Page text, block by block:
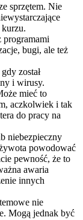
sprzętem. Nie
kurzu.
programami
bugi, ale też
został
i wirusy.
mieć to
aczkolwiek i tak
do pracy na
niebezpieczny
powodować
pewność, że to
awaria
innych
nie
Mogą jednak być